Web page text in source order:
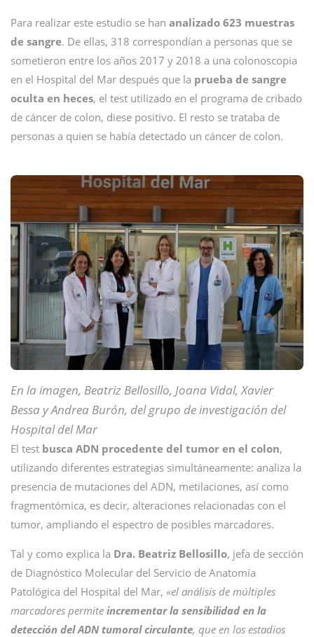
Para realizar este estudio se han analizado 623 muestras
de sangre. De ellas, 318 correspondían a personas que se
sometieron entre los años 2017 y 2018 a una colonoscopia
en el Hospital del Mar después que la prueba de sangre
oculta en heces, el test utilizado en el programa de cribado
de cáncer de colon, diese positivo. El resto se trataba de
personas a quien se había detectado un cáncer de colon.
En la imagen, Beatriz Bellosillo, Joana Vidal, Xavier
Bessa y Andrea Burón, del grupo de investigación del
Hospital del Mar
El test busca ADN procedente del tumor en el colon,
utilizando diferentes estrategias simultáneamente: analiza la
presencia de mutaciones del ADN, metilaciones, así como
fragmentómica, es decir, alteraciones relacionadas con el
tumor, ampliando el espectro de posibles marcadores.
Tal y como explica la Dra. Beatriz Bellosillo, jefa de sección
de Diagnóstico Molecular del Servicio de Anatomía
Patológica del Hospital del Mar, «el análisis de múltiples
marcadores permite incrementar la sensibilidad en la
detección del ADN tumoral circulante, que en los estadios